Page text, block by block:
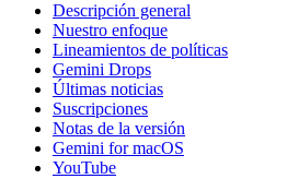
Descripción general
Nuestro enfoque
Lineamientos de políticas
Gemini Drops
Últimas noticias
Suscripciones
Notas de la versión
Gemini for macOS
YouTube